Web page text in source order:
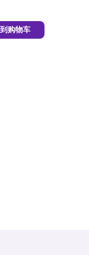
购物车